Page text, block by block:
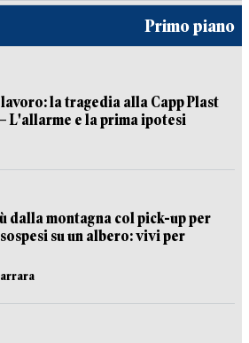
Primo piano
la tragedia alla Capp Plast
L'allarme e la prima ipotesi
dalla montagna col pick-up per
su un albero: vivi per